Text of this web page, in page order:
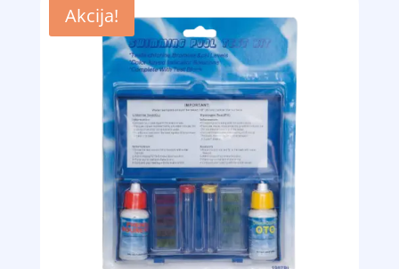
1.750,00
RSD.
Akcija!